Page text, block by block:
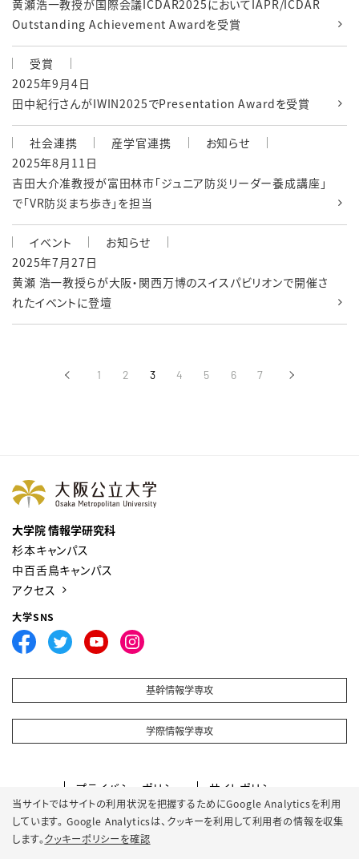
黄瀬浩一教授が国際会議ICDAR2025においてIAPR/ICDAR
Outstanding Achievement Awardを受賞
受賞
2025年9月4日
田中紀行さんがIWIN2025でPresentation Awardを受賞
社会連携 産学官連携
お知らせ
2025年8月11日
吉田大介准教授が富田林市「ジュニア防災リーダー養成講座」
で「VR防災まち歩き」を担当
イベント
お知らせ
2025年7月27日
黄瀬 浩一教授らが大阪・関西万博のスイスパビリオンで開催さ
れたイベントに登壇
‹前へ 1 2 3 4 5 6 7 ›次へ
当サイトではサイトの利用状況を把握するためにGoogle Analyticsを利用
しています。 Google Analyticsは、 クッキーを利用して利用者の情報を収集
します。クッキーポリシーを確認
大学院 情報学研究科
杉本キャンパス
中百舌鳥キャンパス
アクセス
大学SNS
基幹情報学専攻
学際情報学専攻
プライバシーポリシー
サイトポリシー
ソーシャルメディアポリシー
クッキーポリシー
サイトマップ